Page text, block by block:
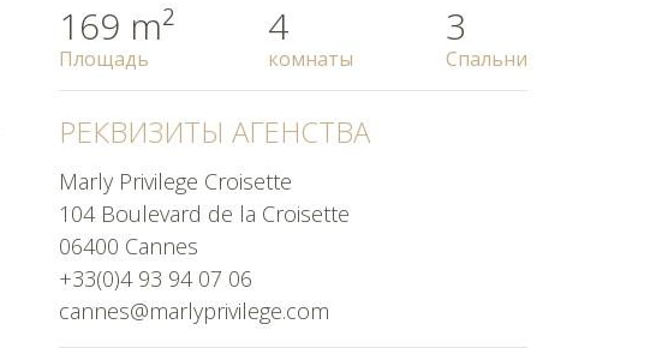
169 m²
Площадь
4
комнаты
3
Спальни
РЕКВИЗИТЫ АГЕНСТВА
Marly Privilege Croisette
104 Boulevard de la Croisette
06400 Cannes
+33(0)4 93 94 07 06
cannes@marlyprivilege.com